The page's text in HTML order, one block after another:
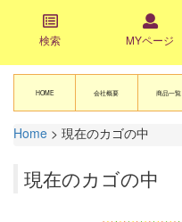
検索 MYページ
HOME 会社概要 商品一覧
Home > 現在のカゴの中
現在のカゴの中